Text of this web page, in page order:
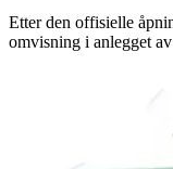
Etter den offisielle
omvisning i anlegget